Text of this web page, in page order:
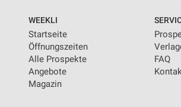
WEEKLI
Startseite
Öffnungszeiten
Alle Prospekte
Angebote
Magazin
FAQ